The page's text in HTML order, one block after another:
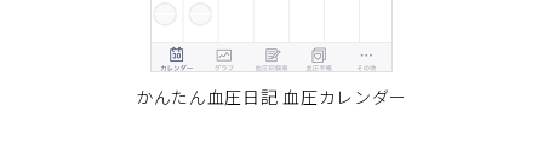
かんたん血圧日記 血圧カレンダー